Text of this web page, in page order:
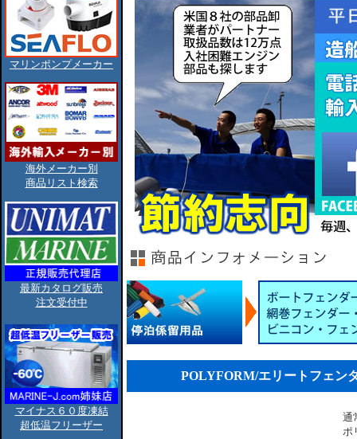
マリンポンプメーカー
海外メーカー別
商品リスト検索
最新カタログ販売
注文受付中
マイナス６０度凍結
超低温フリーザー
POLYFORM/エリートフェン
通
ポ